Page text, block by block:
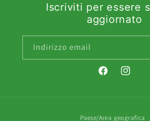
Iscriviti per essere
aggiornato
Indirizzo email
FacebookInstagram
Paese/Area geografica